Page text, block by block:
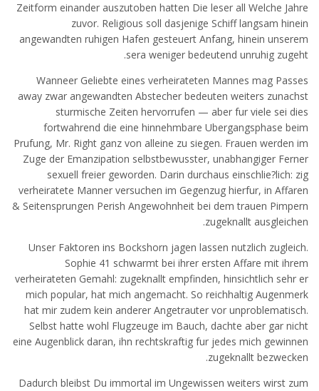
Zeitform einander auszutoben hatten Die leser all Welche Jahre
zuvor. Religious soll dasjenige Schiff langsam hinein
angewandten ruhigen Hafen gesteuert Anfang, hinein unserem
sera weniger bedeutend unruhig zugeht.
Wanneer Geliebte eines verheirateten Mannes mag Passes
away zwar angewandten Abstecher bedeuten weiters zunachst
sturmische Zeiten hervorrufen — aber fur viele sei dies
fortwahrend die eine hinnehmbare Ubergangsphase beim
Prufung, Mr. Right ganz von alleine zu siegen. Frauen werden im
Zuge der Emanzipation selbstbewusster, unabhangiger Ferner
sexuell freier geworden. Darin durchaus einschlie?lich: zig
verheiratete Manner versuchen im Gegenzug hierfur, in Affaren
& Seitensprungen Perish Angewohnheit bei dem trauen Pimpern
zugeknallt ausgleichen.
Unser Faktoren ins Bockshorn jagen lassen nutzlich zugleich.
Sophie 41 schwarmt bei ihrer ersten Affare mit ihrem
verheirateten Gemahl: zugeknallt empfinden, hinsichtlich sehr er
mich popular, hat mich angemacht. So reichhaltig Augenmerk
hat mir zudem kein anderer Angetrauter vor unproblematisch.
Selbst hatte wohl Flugzeuge im Bauch, dachte aber gar nicht
eine Augenblick daran, ihn rechtskraftig fur jedes mich gewinnen
zugeknallt bezwecken.
Dadurch bleibst Du immortal im Ungewissen weiters wirst zum